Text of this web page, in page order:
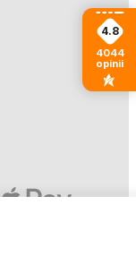
4.8
4044
opinii